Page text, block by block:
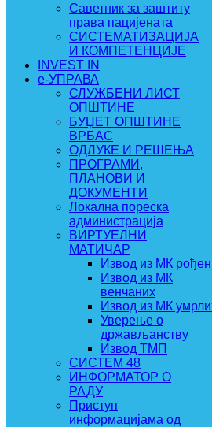
Саветник за заштиту
права пацијената
СИСТЕМАТИЗАЦИЈА
И КОМПЕТЕНЦИЈЕ
INVEST IN
e-УПРАВА
СЛУЖБЕНИ ЛИСТ
ОПШТИНЕ
БУЏЕТ ОПШТИНЕ
ВРБАС
ОДЛУКЕ И РЕШЕЊА
ПРОГРАМИ,
ПЛАНОВИ И
ДОКУМЕНТИ
Локална пореска
администрација
ВИРТУЕЛНИ
МАТИЧАР
Извод из МК
Извод из МК
венчаних
Извод из МК
Уверење о
држављанству
Извод ТМП
СИСТЕМ 48
ИНФОРМАТОР О
РАДУ
Приступ
информацијама од